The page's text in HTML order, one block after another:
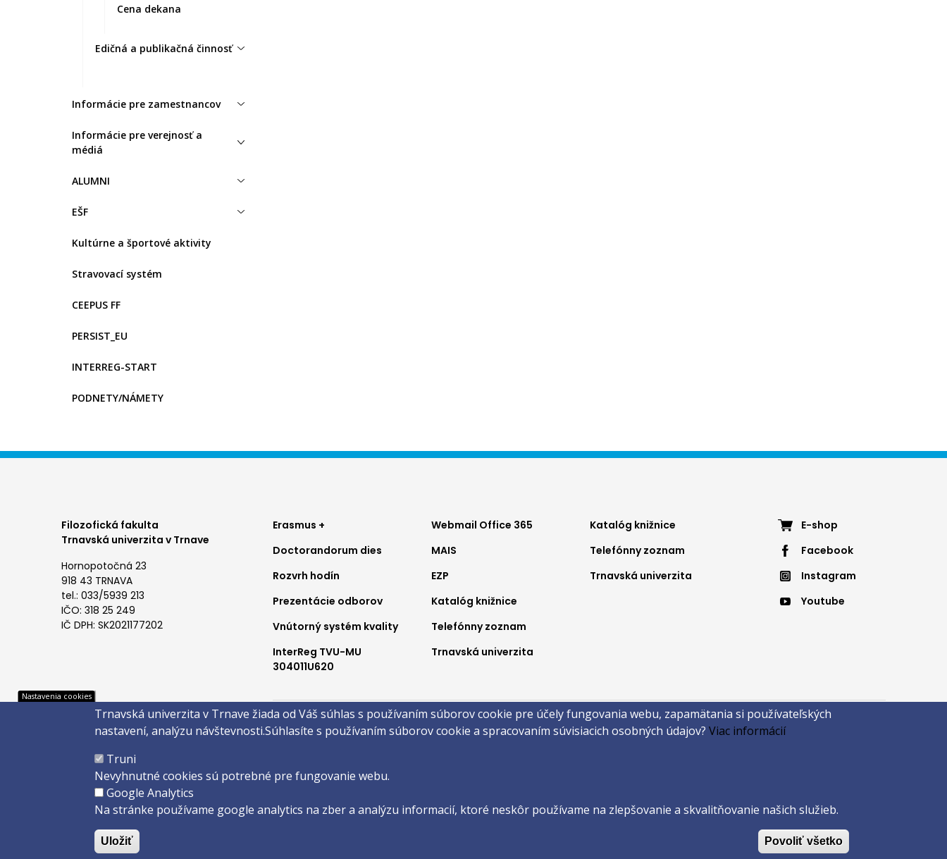
Cena dekana
Edičná a publikačná činnosť
Informácie pre zamestnancov
Informácie pre verejnosť a
médiá
ALUMNI
EŠF
Kultúrne a športové aktivity
Stravovací systém
CEEPUS FF
PERSIST_EU
INTERREG-START
PODNETY/NÁMETY
Filozofická fakulta
Trnavská univerzita v Trnave
Hornopotočná 23
918 43 TRNAVA
tel.: 033/5939 213
IČO: 318 25 249
IČ DPH: SK2021177202
Footer
menu
1
Erasmus +
Doctorandorum dies
Rozvrh hodín
Prezentácie odborov
Vnútorný systém kvality
InterReg TVU-MU
304011U620
Footer
menu
2
Webmail Office 365
MAIS
EZP
Katalóg knižnice
Telefónny zoznam
Trnavská univerzita
Footer
menu
3
Katalóg knižnice
Telefónny zoznam
Trnavská univerzita
Footer
menu
E-shop
Facebook
Instagram
Youtube
Päta
Správca obsahu Technická podpora Vyhlásenie o prístupnosti Cookies
Created by
ActivIT s.r.o.
Nastavenia cookies
Trnavská univerzita v Trnave žiada od Váš súhlas s používaním súborov cookie pre účely fungovania webu, zapamätania si používateľských
nastavení, analýzu návštevnosti.Súhlasíte s používaním súborov cookie a spracovaním súvisiacich osobných údajov?Viac informácií
Truni
Nevyhnutné cookies sú potrebné pre fungovanie webu.
Google Analytics
Na stránke používame google analytics na zber a analýzu informacií, ktoré neskôr používame na zlepšovanie a skvalitňovanie našich služieb.
Uložiť Povoliť všetko